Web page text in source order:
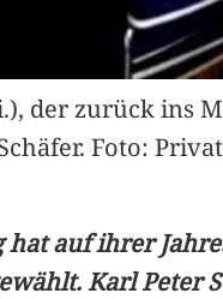
der zurück ins
Foto: Privat
auf ihrer
Karl Peter